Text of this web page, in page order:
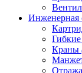
Инженерная
Краны